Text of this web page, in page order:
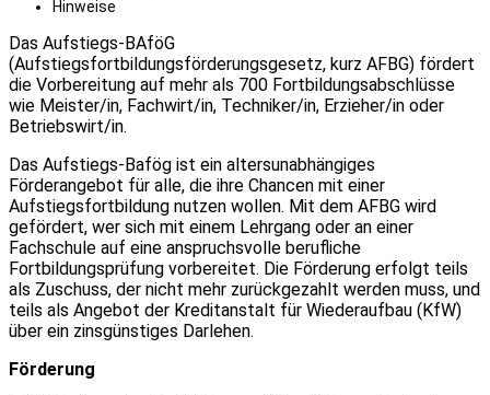
Hinweise
Das Aufstiegs-BAföG
(Aufstiegsfortbildungsförderungsgesetz, kurz AFBG) fördert
die Vorbereitung auf mehr als 700 Fortbildungsabschlüsse
wie Meister/in, Fachwirt/in, Techniker/in, Erzieher/in oder
Betriebswirt/in.
Das Aufstiegs-Bafög ist ein altersunabhängiges
Förderangebot für alle, die ihre Chancen mit einer
Aufstiegsfortbildung nutzen wollen. Mit dem AFBG wird
gefördert, wer sich mit einem Lehrgang oder an einer
Fachschule auf eine anspruchsvolle berufliche
Fortbildungsprüfung vorbereitet. Die Förderung erfolgt teils
als Zuschuss, der nicht mehr zurückgezahlt werden muss, und
teils als Angebot der Kreditanstalt für Wiederaufbau (KfW)
über ein zinsgünstiges Darlehen.
Förderung